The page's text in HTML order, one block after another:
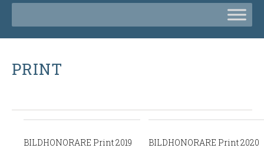
PRINT
BILDHONORARE Print 2019 BILDHONORARE Print 2020